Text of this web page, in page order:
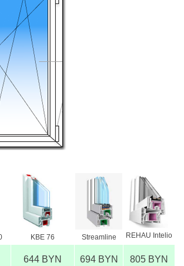
KBE 76 Streamline REHAU Intelio
644 BYN 694 BYN 805 BYN